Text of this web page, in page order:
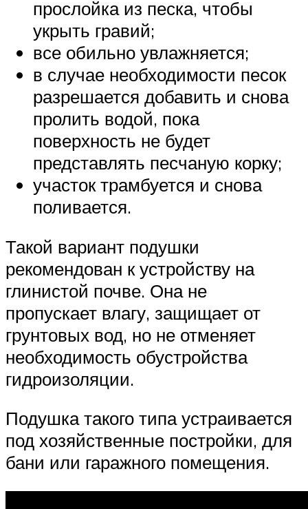
прослойка из песка, чтобы
укрыть гравий;
все обильно увлажняется;
в случае необходимости песок
разрешается добавить и снова
пролить водой, пока
поверхность не будет
представлять песчаную корку;
участок трамбуется и снова
поливается.
Такой вариант подушки
рекомендован к устройству на
глинистой почве. Она не
пропускает влагу, защищает от
грунтовых вод, но не отменяет
необходимость обустройства
гидроизоляции.
Подушка такого типа устраивается
под хозяйственные постройки, для
бани или гаражного помещения.